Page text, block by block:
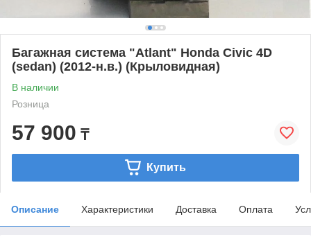
Багажная система "Atlant" Honda Civic 4D
(sedan) (2012-н.в.) (Крыловидная)
В наличии
Розница
57 900 ₸
Купить
Описание Характеристики Доставка Оплата